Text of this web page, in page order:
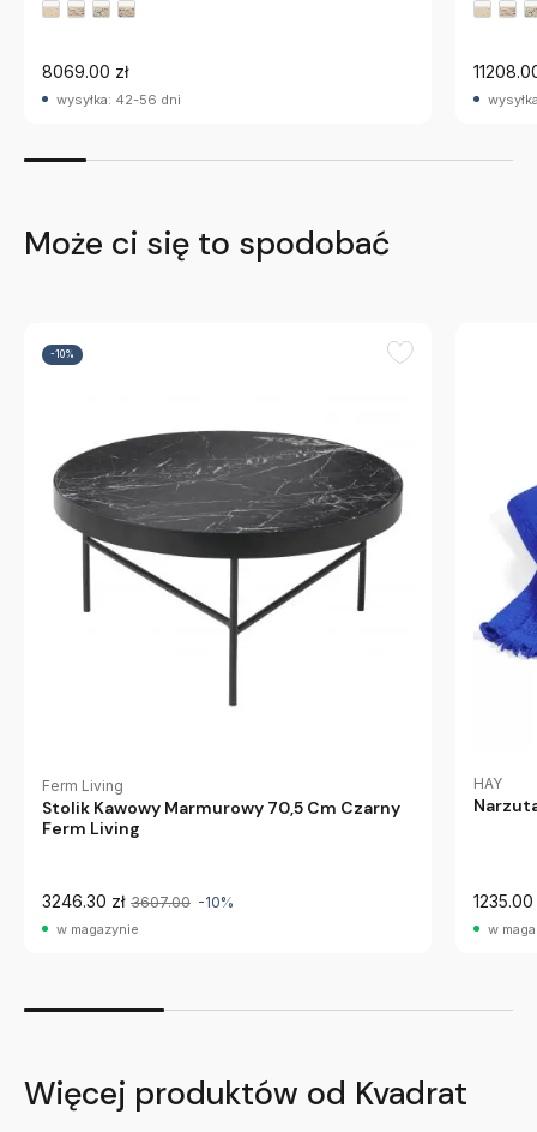
8069.00 zł
wysyłka: 42-56 dni
Może ci się to spodobać
-10%
Ferm Living
Stolik Kawowy Marmurowy 70,5 Cm Czarny
Ferm Living
3246.30 zł 3607.00 -10%
w magazynie
HAY
1235.00
w
Więcej produktów od Kvadrat